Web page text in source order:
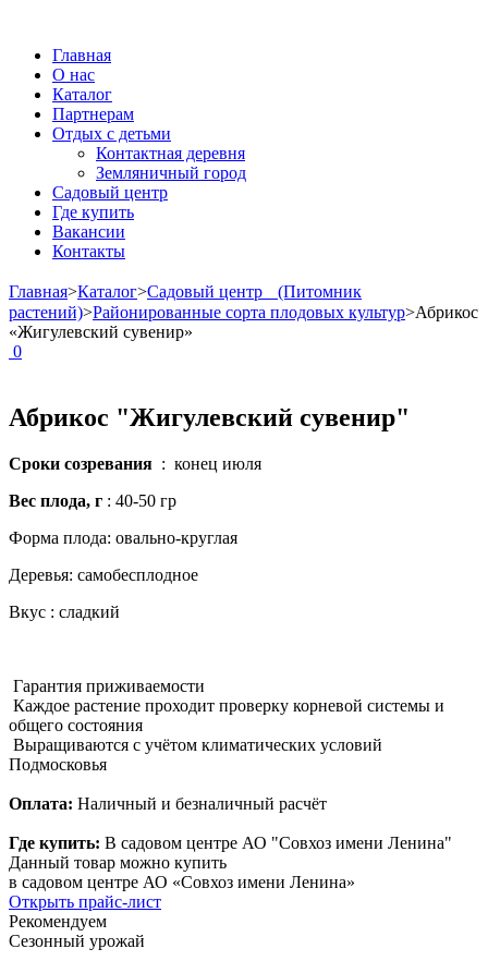
Главная
О нас
Каталог
Партнерам
Отдых с детьми
Контактная деревня
Земляничный город
Садовый центр
Где купить
Вакансии
Контакты
Главная>Каталог>Садовый центр (Питомник
растений)>Районированные сорта плодовых культур>Абрикос
«Жигулевский сувенир»
0
Абрикос "Жигулевский сувенир"
Сроки созревания : конец июля
Вес плода, г : 40-50 гр
Форма плода: овально-круглая
Деревья: самобесплодное
Вкус : сладкий
Гарантия приживаемости
Каждое растение проходит проверку корневой системы и
общего состояния
Выращиваются с учётом климатических условий
Подмосковья
Оплата: Наличный и безналичный расчёт
Где купить: В садовом центре АО "Совхоз имени Ленина"
Данный товар можно купить
в садовом центре АО «Совхоз имени Ленина»
Открыть прайс-лист
Рекомендуем
Сезонный урожай